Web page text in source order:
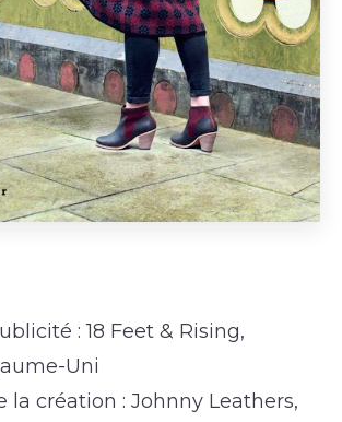
: 18 Feet & Rising,
Uni
la création : Johnny Leathers,